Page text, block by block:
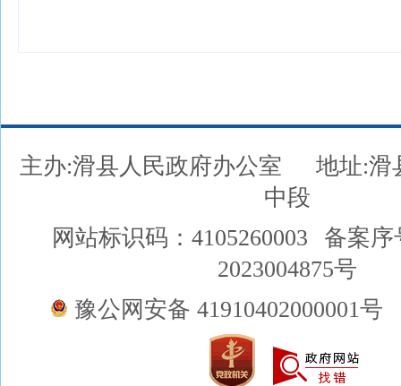
主办:滑县人民政府办公室
地址:滑
中段
网站标识码：4105260003
备案序
2023004875号
豫公网安备 41910402000001号